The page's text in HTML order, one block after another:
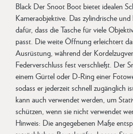
Black Der Snoot Boot bietet idealen
Kameraobjektive. Das zylindrische
dafür, dass die Tasche für viele
passt. Die weite Öffnung erleichtert
Ausrüstung, während der
Federverschluss fest verschließt. Der
einem Gürtel oder D-Ring einer
sodass er jederzeit schnell zugänglich
kann auch verwendet werden, um
schützen, wenn sie nicht verwendet
Hinweis: Die angegebenen Maße